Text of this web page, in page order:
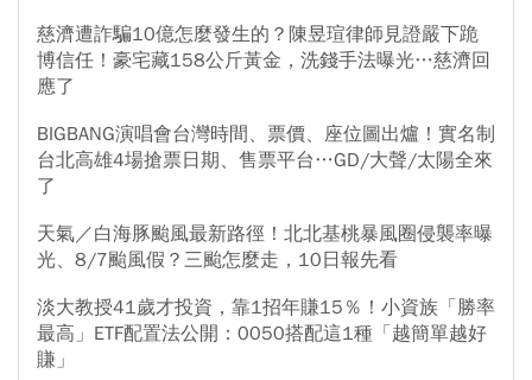
慈濟遭詐騙10億怎麼發生的？陳昱瑄律師見證嚴下跪
博信任！豪宅藏158公斤黃金，洗錢手法曝光…慈濟回
應了
BIGBANG演唱會台灣時間、票價、座位圖出爐！實名制
台北高雄4場搶票日期、售票平台…GD/大聲/太陽全來
了
天氣／白海豚颱風最新路徑！北北基桃暴風圈侵襲率曝
光、8/7颱風假？三颱怎麼走，10日報先看
淡大教授41歲才投資，靠1招年賺15％！小資族「勝率
最高」ETF配置法公開：0050搭配這1種「越簡單越好
賺」